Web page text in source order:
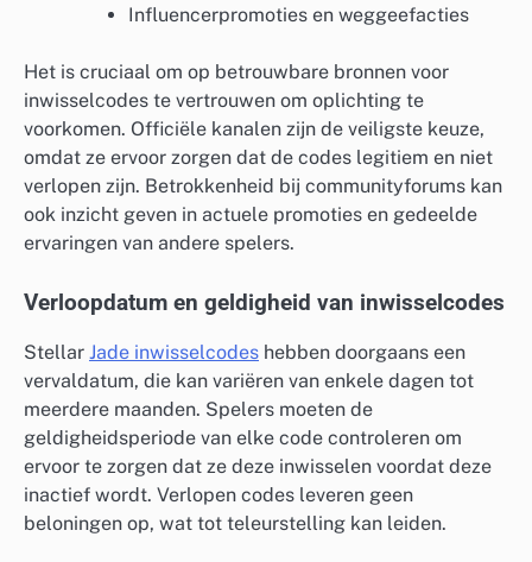
Influencerpromoties en weggeefacties
Het is cruciaal om op betrouwbare bronnen voor
inwisselcodes te vertrouwen om oplichting te
voorkomen. Officiële kanalen zijn de veiligste keuze,
omdat ze ervoor zorgen dat de codes legitiem en niet
verlopen zijn. Betrokkenheid bij communityforums kan
ook inzicht geven in actuele promoties en gedeelde
ervaringen van andere spelers.
Verloopdatum en geldigheid van inwisselcodes
Stellar Jade inwisselcodes hebben doorgaans een
vervaldatum, die kan variëren van enkele dagen tot
meerdere maanden. Spelers moeten de
geldigheidsperiode van elke code controleren om
ervoor te zorgen dat ze deze inwisselen voordat deze
inactief wordt. Verlopen codes leveren geen
beloningen op, wat tot teleurstelling kan leiden.